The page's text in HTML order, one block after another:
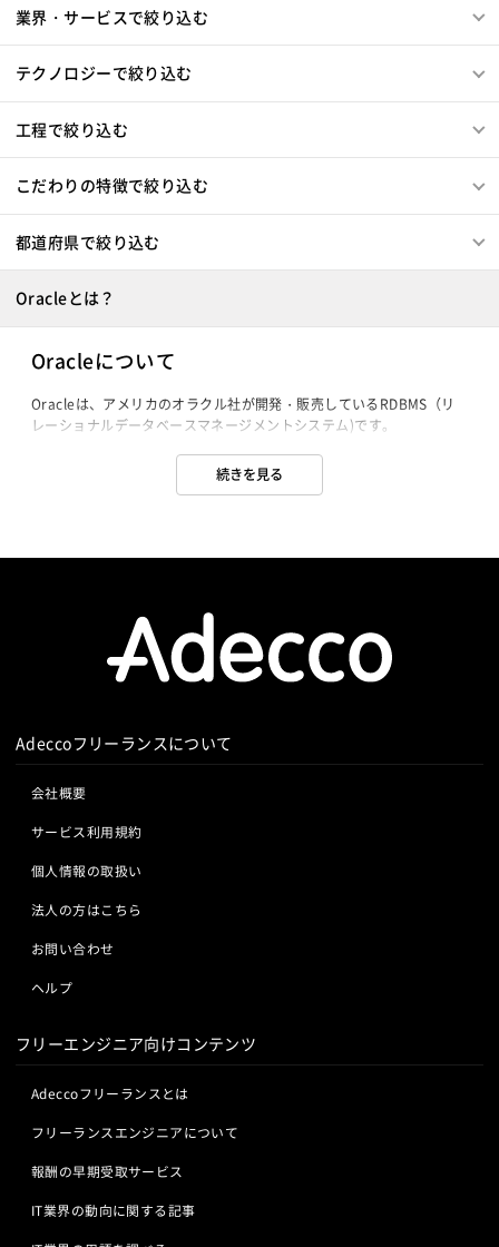
業界・サービスで絞り込む
テクノロジーで絞り込む
工程で絞り込む
こだわりの特徴で絞り込む
都道府県で絞り込む
Oracleとは？
Oracleについて
Oracleは、アメリカのオラクル社が開発・販売しているRDBMS（リ
レーショナルデータベースマネージメントシステム)です。
まで幅広いプラットフォームをサポートしています。
行レベルロックにより待ち時間の発生確率を低減し、処理待ちも発生
半数近くを占めています。
ただ、高機能ながら、システムや操作方法を理解するのが難しく、ユ
ーザビリティに欠けるとも言われます。
また高価であることから、中小企業での導入はあまり進んでいません
中小企業向けのStandard Edition Oneは、1ユーザあたり18,600円と
非常に安価となっていて、今後的に中小企業での導入も進むものと見
られています。
Oracle Database Express Edition(XE)は、商用エディションに比べ
いくつかの制限がありますが、無料で使うことができます。
続きを見る
Adeccoフリーランスについて
会社概要
サービス利用規約
個人情報の取扱い
法人の方はこちら
お問い合わせ
ヘルプ
フリーエンジニア向けコンテンツ
Adeccoフリーランスとは
フリーランスエンジニアについて
報酬の早期受取サービス
IT業界の動向に関する記事